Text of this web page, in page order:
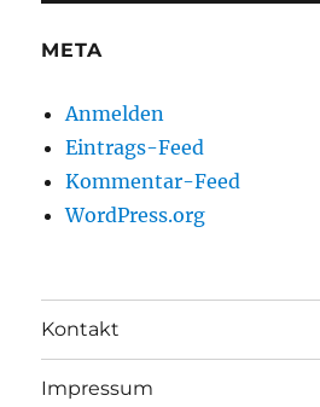
META
Anmelden
Eintrags-Feed
Kommentar-Feed
WordPress.org
Kontakt
Impressum